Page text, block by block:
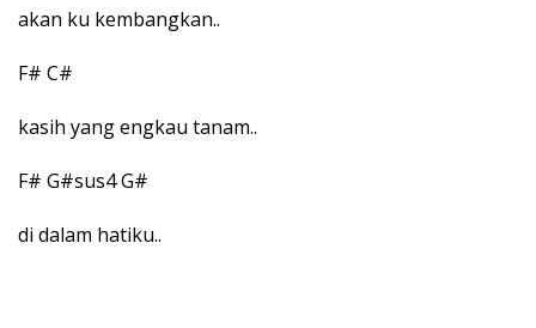
akan ku kembangkan..
F# C#
kasih yang engkau tanam..
F# G#sus4 G#
di dalam hatiku..